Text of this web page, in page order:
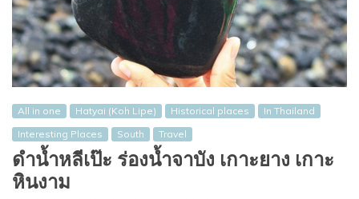
All in one Hatyai (Koh Lipe) Historical places
In Thailand
Interesting Places
South Travel
ดำน้ำหลีเป๊ะ ร่องน้ำจาบัง เกาะยาง เกาะ
หินงาม